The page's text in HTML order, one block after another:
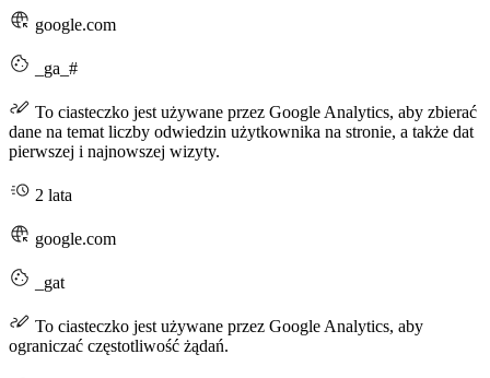
google.com
_ga_#
To ciasteczko jest używane przez Google Analytics, aby zbierać
dane na temat liczby odwiedzin użytkownika na stronie, a także dat
pierwszej i najnowszej wizyty.
2 lata
google.com
_gat
To ciasteczko jest używane przez Google Analytics, aby
ograniczać częstotliwość żądań.